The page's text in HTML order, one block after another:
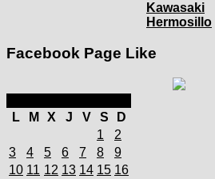
Kawasaki
Hermosillo
Facebook Page Like
L
M X J V S
D
1
2
3
4 5 6 7 8
9
10 11 12 13 14 15 16